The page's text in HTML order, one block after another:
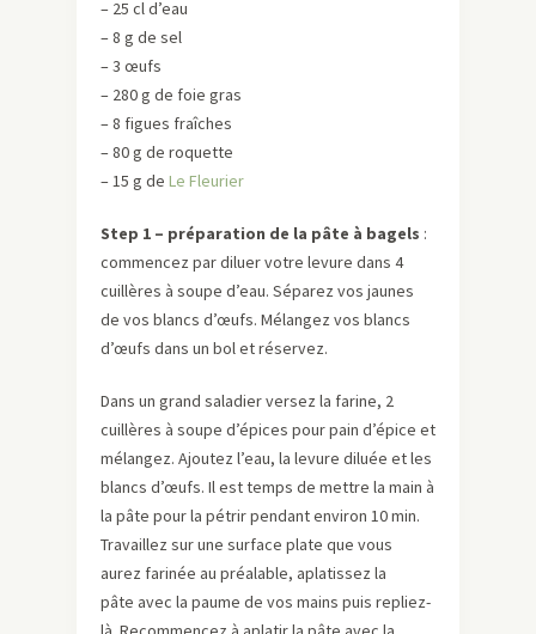
– 25 cl d’eau
– 8 g de sel
– 3 œufs
– 280 g de foie gras
– 8 figues fraîches
– 80 g de roquette
– 15 g de Le Fleurier
Step 1 – préparation de la pâte à bagels :
commencez par diluer votre levure dans 4
cuillères à soupe d’eau. Séparez vos jaunes
de vos blancs d’œufs. Mélangez vos blancs
d’œufs dans un bol et réservez.
Dans un grand saladier versez la farine, 2
cuillères à soupe d’épices pour pain d’épice et
mélangez. Ajoutez l’eau, la levure diluée et les
blancs d’œufs. Il est temps de mettre la main à
la pâte pour la pétrir pendant environ 10 min.
Travaillez sur une surface plate que vous
aurez farinée au préalable, aplatissez la
pâte avec la paume de vos mains puis repliez-